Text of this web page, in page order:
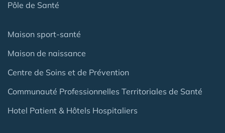
Pôle de Santé
Maison sport-santé
Maison de naissance
Centre de Soins et de Prévention
Communauté Professionnelles Territoriales de Santé
Hotel Patient & Hôtels Hospitaliers